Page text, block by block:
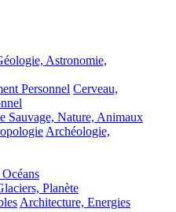
Astronomie,
Personnel Cerveau,
Sauvage, Nature, Animaux
Archéologie,
Planète
Architecture, Energies